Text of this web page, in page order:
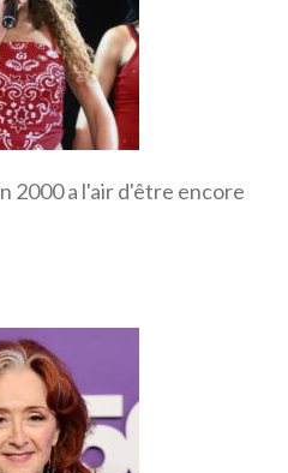
2000 a l'air d'être encore